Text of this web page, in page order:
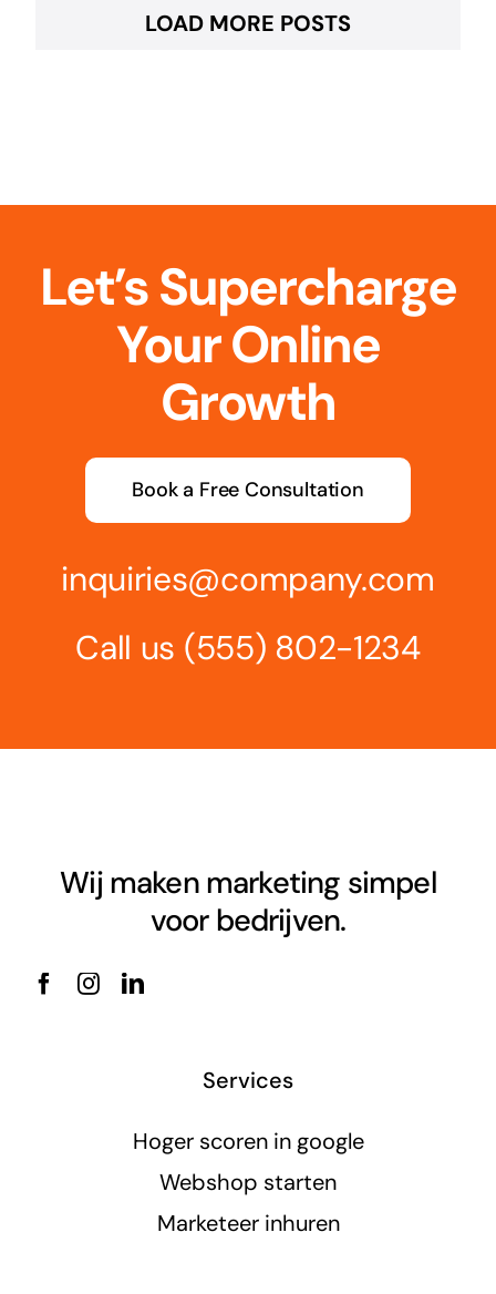
LOAD MORE POSTS
Let’s Supercharge
Your Online
Growth
Book a Free Consultation
inquiries@company.com
Call us (555) 802-1234
Wij maken marketing simpel
voor bedrijven.
Services
Hoger scoren in google
Webshop starten
Marketeer inhuren